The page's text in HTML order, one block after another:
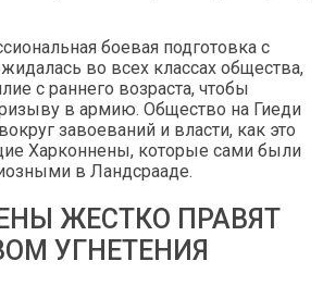
боевая подготовка с
во всех классах общества,
с раннего возраста, чтобы
в армию. Общество на Гиеди
завоеваний и власти, как это
Харконнены, которые сами были
в Ландсрааде.
ЖЕСТКО ПРАВЯТ
УГНЕТЕНИЯ